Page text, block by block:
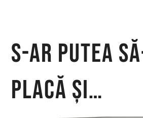
S-ar putea
placă și…